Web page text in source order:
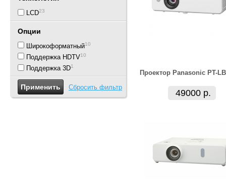
LCD23
Опции
Широкоформатный10
Поддержка HDTV10
Поддержка 3D1
Сбросить фильтр
Проектор Panasonic PT-
49000 р.